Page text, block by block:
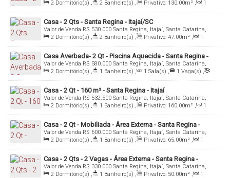
Brasil
2 Dormitório(s) , 2 Banheiro(s) , Privativo: 130.00m² ,
1
Sala(s) , 1 Vaga(s) , Útil: 130.00m²
Casa - 2 Qts - Santa Regina - Itajaí/SC
R$ 530.000
Valor de Venda
Santa Regina, Itajaí, Santa Catarina,
Brasil
2 Dormitório(s) , 2 Banheiro(s) , Privativo: 47.00m² ,
1
Sala(s) , Total: 170.00~ 1700.00m² , 3 Vaga(s) , Útil: 47.00m²
Casa Averbada- 2 Qt - Piscina Aquecida - Santa Regina -
Itajaí/SC
R$ 580.000
Valor de Venda
Santa Regina, Itajaí, Santa Catarina,
Brasil
2 Dormitório(s) , 1 Banheiro(s) , 1 Sala(s) , 1 Vaga(s) ,
Terreno: 200.00m² , Fundos: 20.00m , Frente: 10.00m
Casa - 2 Qt - 160 m² - Santa Regina - Itajaí
R$ 532.500
Valor de Venda
Santa Regina, Itajaí, Santa Catarina,
Brasil
2 Dormitório(s) , 1 Banheiro(s) , Privativo: 160.00m² ,
1
Sala(s) , Total: 200.00m² , 2 Vaga(s) , Útil: 160.00m²
Casa - 2 Qt - Mobiliada - Área Externa - Santa Regina -
Itajaí/SC
R$ 600.000
Valor de Venda
Santa Regina, Itajaí, Santa Catarina,
Brasil
2 Dormitório(s) , 1 Banheiro(s) , Privativo: 65.00m² ,
1
Sala(s) , 1 Vaga(s) , Útil: 65.00m²
Casa - 2 Qts - 2 Vagas - Área Externa - Santa Regina -
Itajaí/SC
R$ 330.000
Valor de Venda
Santa Regina, Itajaí, Santa Catarina,
Brasil
2 Dormitório(s) , 1 Banheiro(s) , Privativo: 50.00m² ,
1